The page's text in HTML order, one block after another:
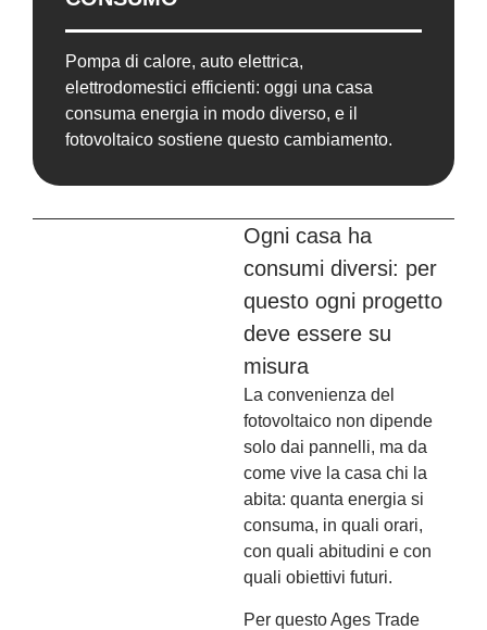
Pompa di calore, auto elettrica,
elettrodomestici efficienti: oggi una casa
consuma energia in modo diverso, e il
fotovoltaico sostiene questo cambiamento.
Ogni casa ha
consumi diversi: per
questo ogni progetto
deve essere su
misura
La convenienza del
fotovoltaico non dipende
solo dai pannelli, ma da
come vive la casa chi la
abita: quanta energia si
consuma, in quali orari,
con quali abitudini e con
quali obiettivi futuri.
Per questo Ages Trade